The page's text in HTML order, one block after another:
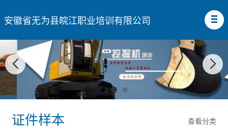
安徽省无为县皖江职业培训有限公司
查看分类
证件样本